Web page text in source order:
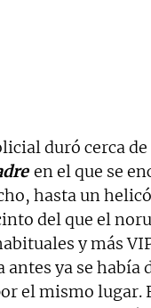
duró cerca
en el que se
hasta un
del que el
y más
antes ya se había
el mismo lugar.